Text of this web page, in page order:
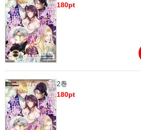
180pt
2巻
180pt